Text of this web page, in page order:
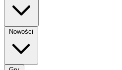
Nowości